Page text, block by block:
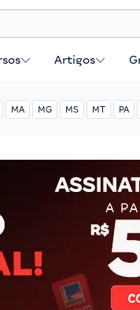
Artigos
MA MG MS MT PA